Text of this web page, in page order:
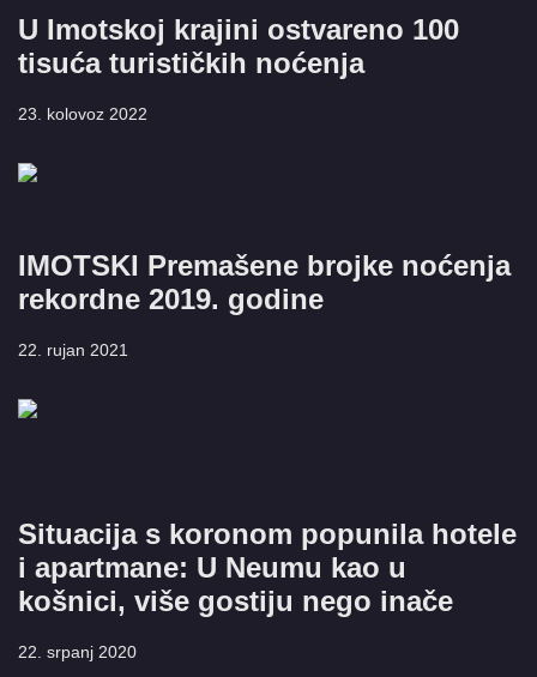
U Imotskoj krajini ostvareno 100
tisuća turističkih noćenja
23. kolovoz 2022
IMOTSKI Premašene brojke noćenja
rekordne 2019. godine
22. rujan 2021
Situacija s koronom popunila hotele
i apartmane: U Neumu kao u
košnici, više gostiju nego inače
22. srpanj 2020